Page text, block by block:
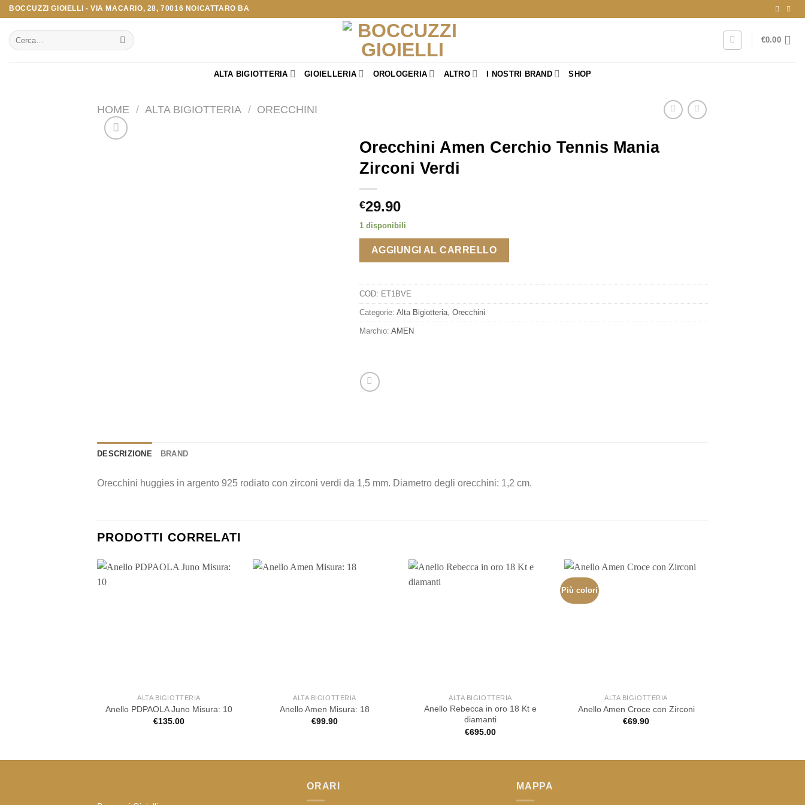
Salta
contenuti
BOCCUZZI GIOIELLI - VIA MACARIO, 28, 70016 NOICATTARO BA
Cerca:
€0.00
ALTA BIGIOTTERIA GIOIELLERIA OROLOGERIA ALTRO I NOSTRI BRAND SHOP
HOME / ALTA BIGIOTTERIA / ORECCHINI
Orecchini Amen Cerchio Tennis Mania
Zirconi Verdi
€29.90
1 disponibili
AGGIUNGI AL CARRELLO
COD: ET1BVE
Categorie: Alta Bigiotteria, Orecchini
Marchio: AMEN
DESCRIZIONE BRAND
Orecchini huggies in argento 925 rodiato con zirconi verdi da 1,5 mm. Diametro degli orecchini: 1,2 cm.
PRODOTTI CORRELATI
ALTA BIGIOTTERIA
Anello PDPAOLA Juno Misura: 10
€135.00
ALTA BIGIOTTERIA
Anello Amen Misura: 18
€99.90
ALTA BIGIOTTERIA
Anello Rebecca in oro 18 Kt e
diamanti
€695.00
Più colori
ALTA BIGIOTTERIA
Anello Amen Croce con Zirconi
€69.90
ORARI MAPPA